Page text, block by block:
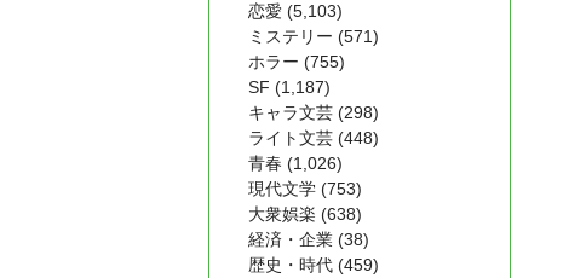
恋愛 (5,103)
ミステリー (571)
ホラー (755)
SF (1,187)
キャラ文芸 (298)
ライト文芸 (448)
青春 (1,026)
現代文学 (753)
大衆娯楽 (638)
経済・企業 (38)
歴史・時代 (459)